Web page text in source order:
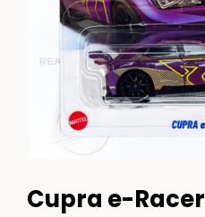
Cupra e-Racer